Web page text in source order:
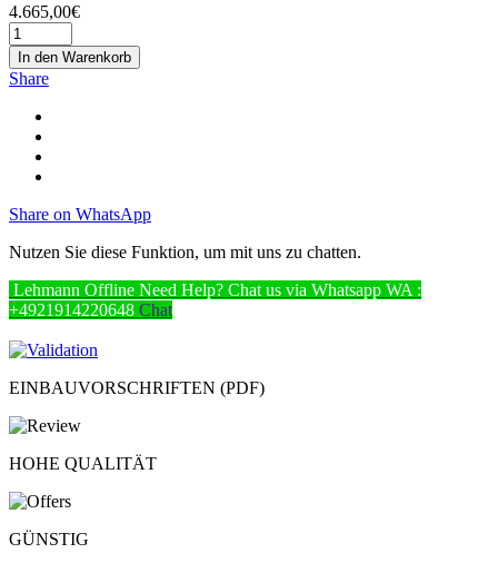
4.665,00€
In den Warenkorb
Share
Share on WhatsApp
Nutzen Sie diese Funktion, um mit uns zu chatten.
Lehmann Offline Need Help? Chat us via Whatsapp WA :
+4921914220648 Chat
EINBAUVORSCHRIFTEN (PDF)
HOHE QUALITÄT
GÜNSTIG